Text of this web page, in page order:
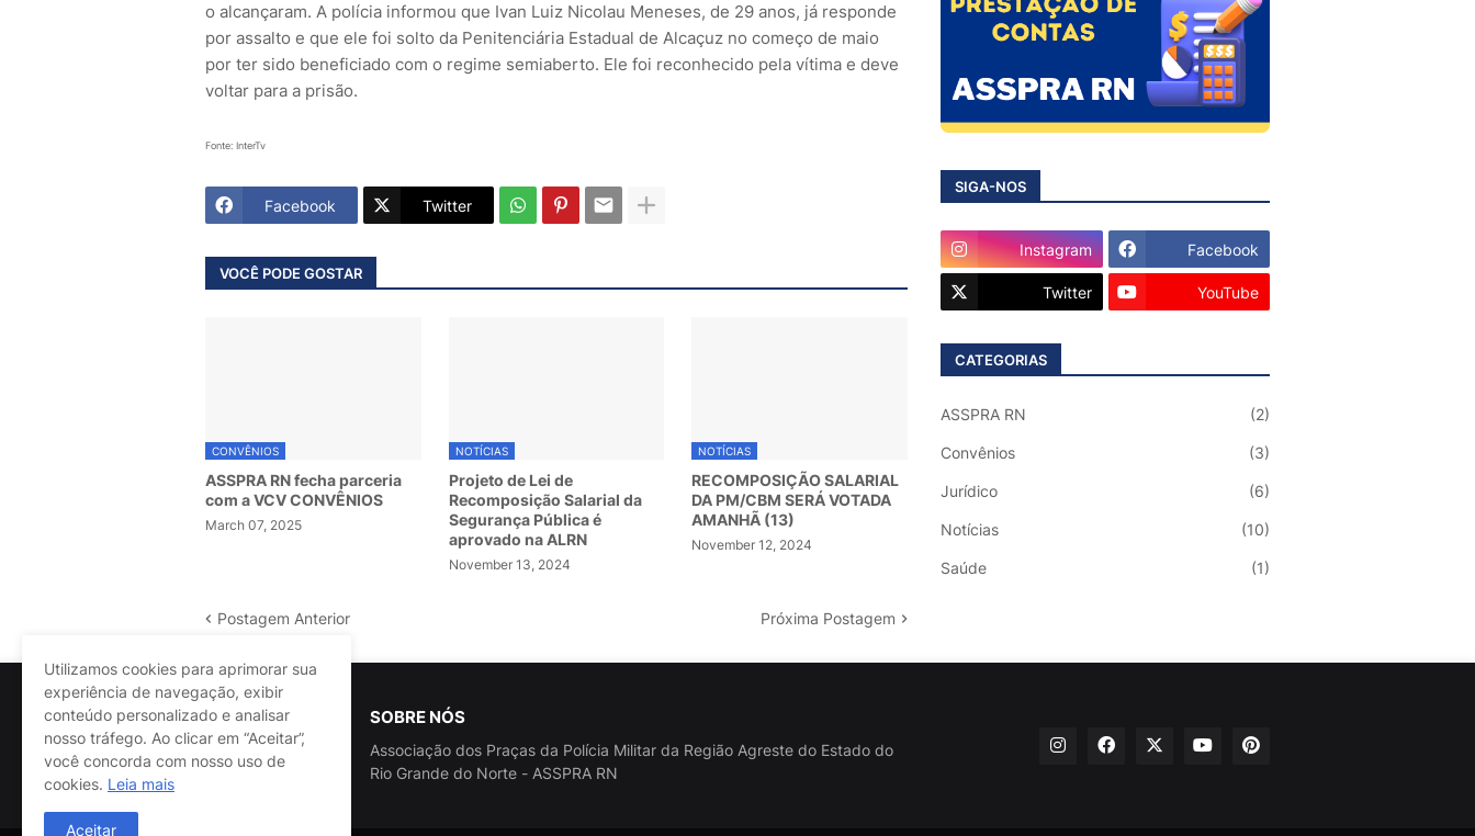
o alcançaram. A polícia informou que Ivan Luiz Nicolau Meneses, de 29 anos, já responde
por assalto e que ele foi solto da Penitenciária Estadual de Alcaçuz no começo de maio
por ter sido beneficiado com o regime semiaberto. Ele foi reconhecido pela vítima e deve
voltar para a prisão.
Fonte: InterTv
Facebook Twitter
VOCÊ PODE GOSTAR
CONVÊNIOS
ASSPRA RN fecha parceria
com a VCV CONVÊNIOS
March 07, 2025
NOTÍCIAS
Projeto de Lei de
Recomposição Salarial da
Segurança Pública é
aprovado na ALRN
November 13, 2024
NOTÍCIAS
RECOMPOSIÇÃO SALARIAL
DA PM/CBM SERÁ VOTADA
AMANHÃ (13)
November 12, 2024
Postagem Anterior Próxima Postagem
SIGA-NOS
Instagram Facebook
Twitter YouTube
CATEGORIAS
ASSPRA RN (2)
Convênios (3)
Jurídico (6)
Notícias (10)
Saúde (1)
SOBRE NÓS
Associação dos Praças da Polícia Militar da Região Agreste do Estado do
Rio Grande do Norte - ASSPRA RN
Utilizamos cookies para aprimorar sua
experiência de navegação, exibir
conteúdo personalizado e analisar
nosso tráfego. Ao clicar em “Aceitar”,
você concorda com nosso uso de
cookies. Leia mais
Aceitar